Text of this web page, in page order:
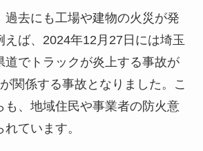
過去にも工場や建物の火災が発
えば、2024年12月27日には埼玉
道でトラックが炎上する事故が
関係する事故となりました。こ
も、地域住民や事業者の防火意
ています。